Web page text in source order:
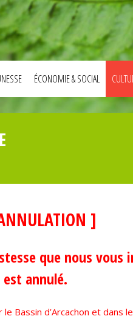
ÉCONOMIE & SOCIAL
]
que nous
annulé.
Bassin d’Arcachon et dans